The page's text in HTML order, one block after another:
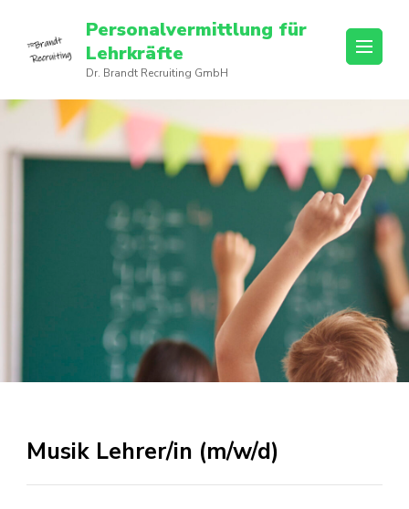
Personalvermittlung für
Lehrkräfte
Dr. Brandt Recruiting GmbH
Musik Lehrer/in (m/w/d)